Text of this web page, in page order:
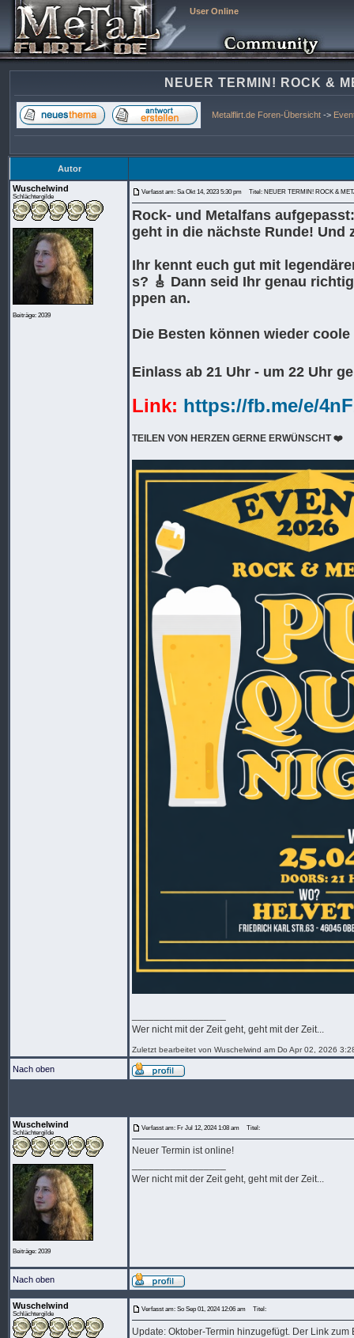
User Online
NEUER TERMIN! ROCK &
Metalflirt.de Foren-Übersicht ->
Autor
Wuschelwind
Schlächtergilde
Beiträge: 2039
Verfasst am: Sa Okt 14, 2023 5:30 pm Titel: NEUER TERMIN! ROCK &
Rock- und Metalfans
geht in die nächste Runde! Und
Ihr kennt euch gut mit
s? 🎸 Dann seid Ihr genau
ppen an.
Die Besten können wieder
Einlass ab 21 Uhr - um 22 Uhr
Link: https://fb.me/e/
TEILEN VON HERZEN GERNE ERWÜNSCHT ❤️
Wer nicht mit der Zeit geht, geht mit der Zeit...
Zuletzt bearbeitet von Wuschelwind am Do Apr 02, 2026
Nach oben
Wuschelwind
Schlächtergilde
Beiträge: 2039
Verfasst am: Fr Jul 12, 2024 1:08 am Titel:
Neuer Termin ist online!
Wer nicht mit der Zeit geht, geht mit der Zeit...
Nach oben
Wuschelwind
Schlächtergilde
Verfasst am: So Sep 01, 2024 12:06 am Titel:
Update: Oktober-Termin hinzugefügt. Der Link zum